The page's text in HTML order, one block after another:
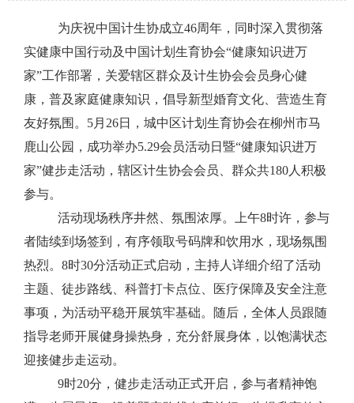
互动回应
数据专题
为庆祝中国计生协成立46周年 ，同时深入贯彻落
实健康中国行动及中国计划生育协会“健康知识进万
家”工作部署，关爱辖区群众及计生协会会员身心健
康，普及家庭健康知识，倡导新型婚育文化、营造生育
友好氛围。 5月 26日，城中区计划生育协会在柳州市马
鹿山公园，成功举办5.29会员活动日暨“健康知识进万
家”健步走活动，辖区计生协会会员、群众共180 人积极
参与。
活动现场秩序井然、氛围浓厚。上午8时许，参与
者陆续到场签到，有序领取号码牌和饮用水，现场氛围
热烈。 8时30分活动正式启动，主持人详细介绍了活动
主题、徒步路线、科普打卡点位、医疗保障及安全注意
事项，为活动平稳开展筑牢基础。随后，全体人员跟随
指导老师开展健身操热身，充分舒展身体，以饱满状态
迎接健步走运动。
9时20分，健步走活动正式开启，参与者精神饱